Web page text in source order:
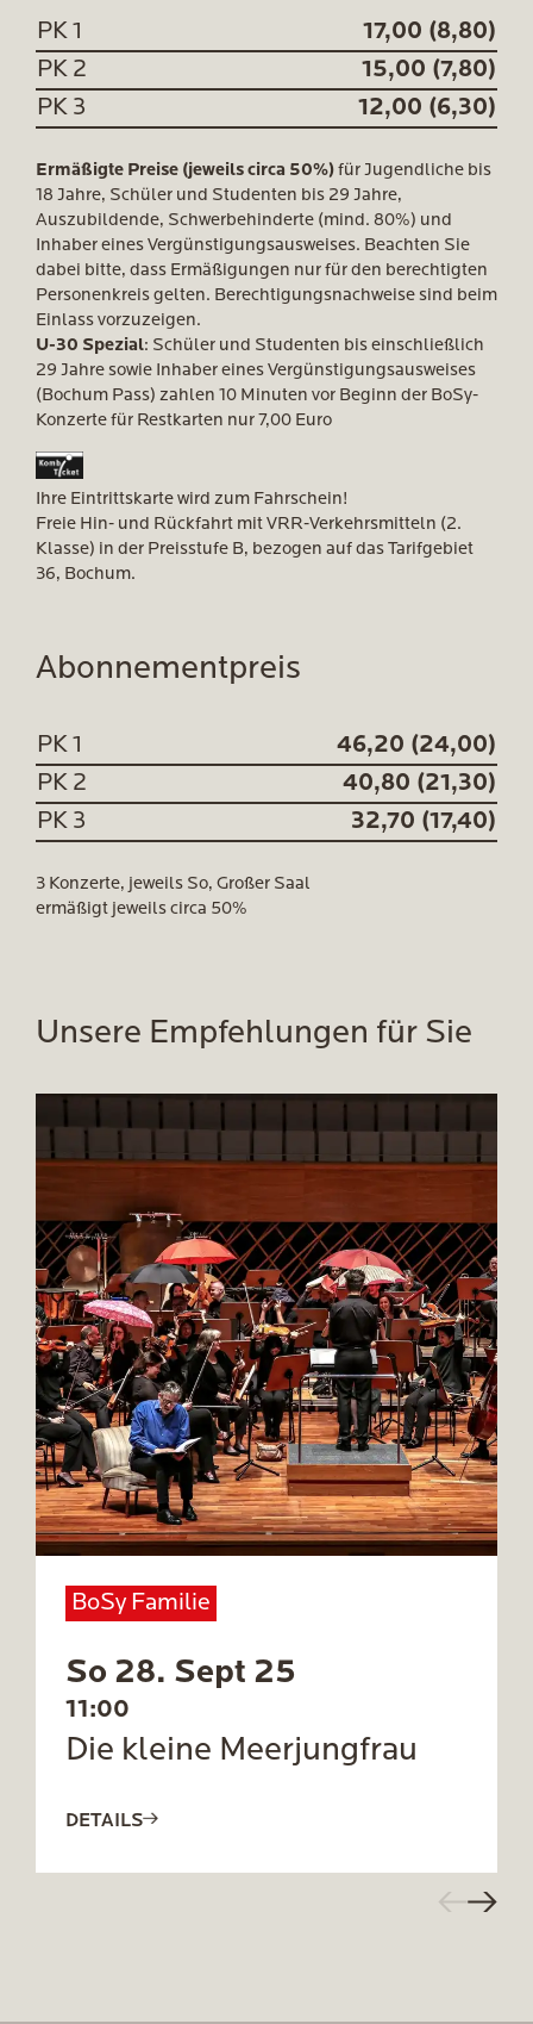
PK 1
17,00 (8,80)
PK 2
15,00 (7,80)
PK 3
12,00 (6,30)
Ermäßigte Preise (jeweils circa 50%) für Jugendliche bis
18 Jahre, Schüler und Studenten bis 29 Jahre,
Auszubildende, Schwerbehinderte (mind. 80%) und
Inhaber eines Vergünstigungsausweises. Beachten Sie
dabei bitte, dass Ermäßigungen nur für den berechtigten
Personenkreis gelten. Berechtigungsnachweise sind beim
Einlass vorzuzeigen.
U-30 Spezial: Schüler und Studenten bis einschließlich
29 Jahre sowie Inhaber eines Vergünstigungsausweises
(Bochum Pass) zahlen 10 Minuten vor Beginn der BoSy-
Konzerte für Restkarten nur 7,00 Euro
Ihre Eintrittskarte wird zum Fahrschein!
Freie Hin- und Rückfahrt mit VRR-Verkehrsmitteln (2.
Klasse) in der Preisstufe B, bezogen auf das Tarifgebiet
36, Bochum.
Abonnementpreis
PK 1
46,20 (24,00)
PK 2
40,80 (21,30)
PK 3
32,70 (17,40)
3 Konzerte, jeweils So, Großer Saal
ermäßigt jeweils circa 50%
Unsere Empfehlungen für Sie
BoSy Familie
So 28. Sept 25
11:00
Die kleine Meerjungfrau
DETAILS